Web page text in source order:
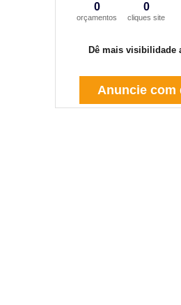
0
orçamentos
0
cliques site
Dê mais visibilidade
Anuncie com